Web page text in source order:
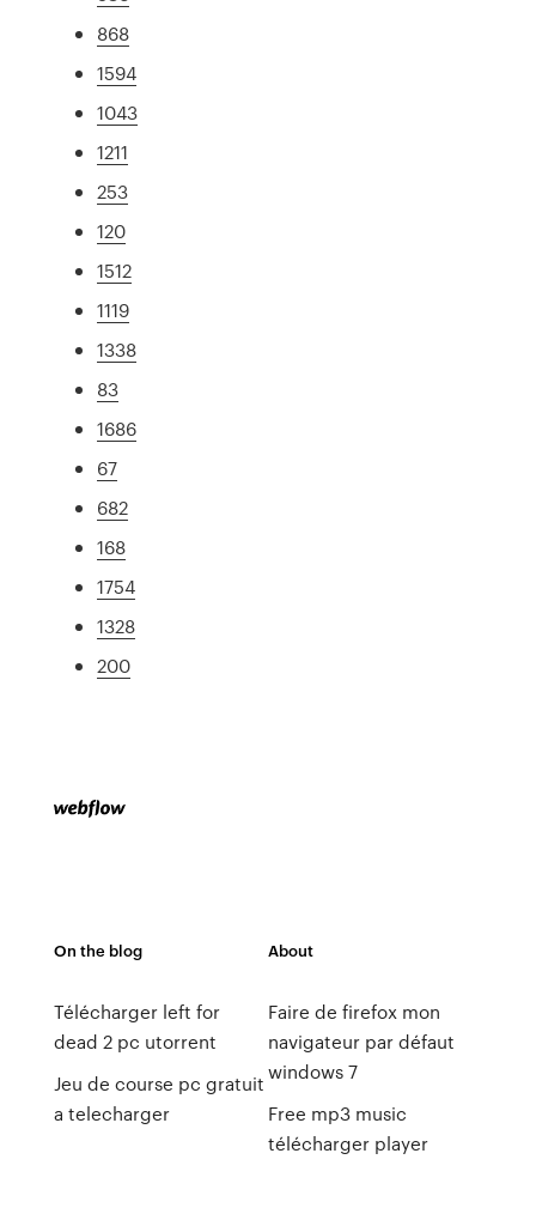
868
1594
1043
1211
253
120
1512
1119
1338
83
1686
67
682
168
1754
1328
200
On the blog
Télécharger left for
dead 2 pc utorrent
Jeu de course pc gratuit
a telecharger
About
Faire de firefox mon
navigateur par défaut
windows 7
Free mp3 music
télécharger player